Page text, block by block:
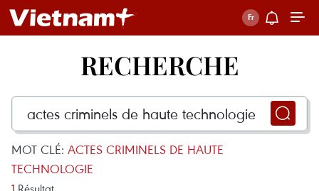
RECHERCHE
MOT CLÉ: ACTES CRIMINELS DE HAUTE
TECHNOLOGIE
1 Résultat